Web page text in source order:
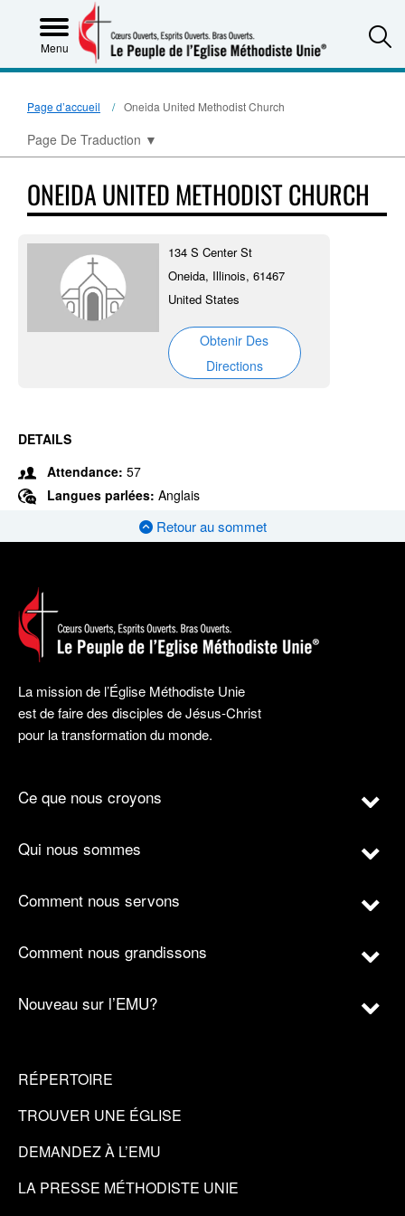
Menu
Page d’accueil Oneida United Methodist Church
Page De Traduction ▼
ONEIDA UNITED METHODIST CHURCH
134 S Center St
Oneida, Illinois, 61467
United States
Obtenir Des
Directions
DETAILS
Attendance: 57
Langues parlées: Anglais
Retour au sommet
La mission de l’Église Méthodiste Unie
est de faire des disciples de Jésus-Christ
pour la transformation du monde.
Ce que nous croyons
Qui nous sommes
Comment nous servons
Comment nous grandissons
Nouveau sur l’EMU?
RÉPERTOIRE
TROUVER UNE ÉGLISE
DEMANDEZ À L’EMU
LA PRESSE MÉTHODISTE UNIE